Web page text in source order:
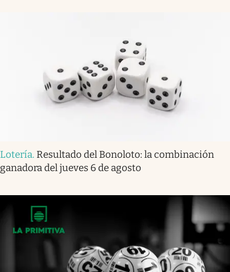
Lotería. Resultado del Bonoloto: la combinación
ganadora del jueves 6 de agosto